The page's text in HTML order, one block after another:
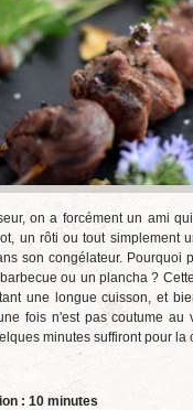
on a forcément un ami
un rôti ou tout simplement
son congélateur. Pourquoi
ou un plancha ?
une longue cuisson, et
fois n'est pas coutume au
minutes suffiront pour la
: 10 minutes